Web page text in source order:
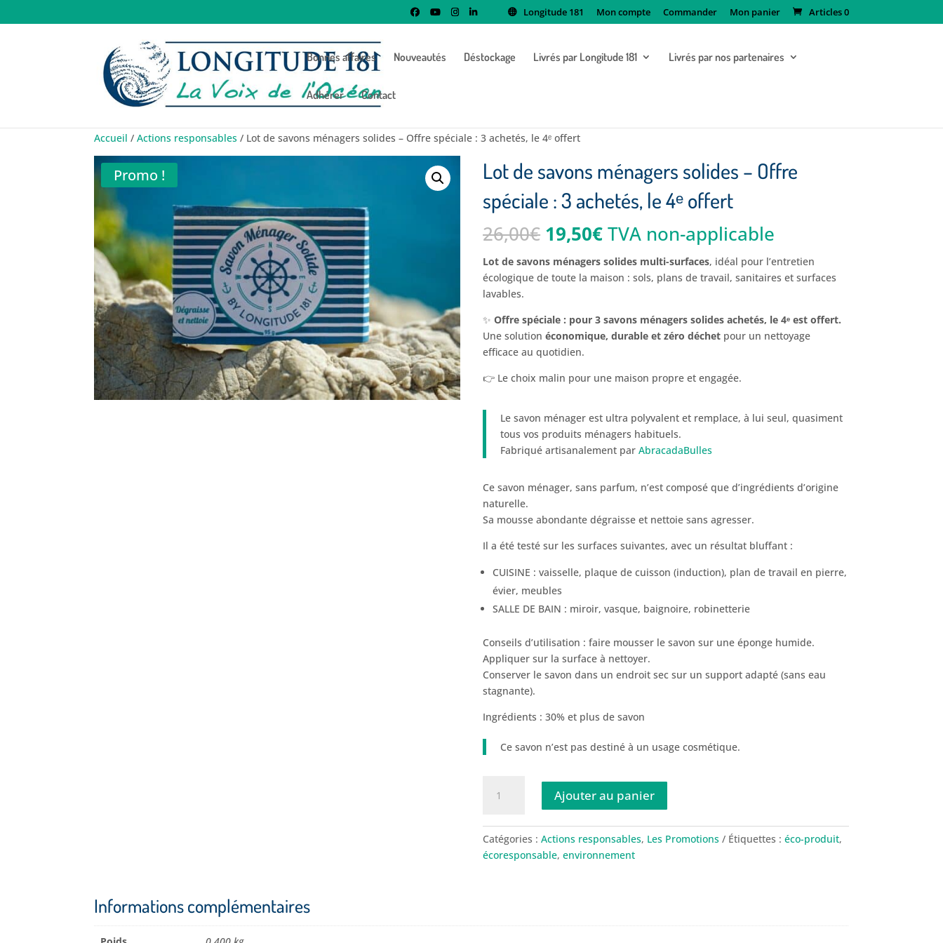
Longitude 181 Mon compte Commander Mon panier Articles 0
Bonnes affaires Nouveautés Déstockage Livrés par Longitude 181 Livrés par nos partenaires
Adhérer Contact
Accueil /Actions responsables / Lot de savons ménagers solides – Offre spéciale : 3 achetés, le 4ᵉ offert
Promo !
Lot de savons ménagers solides – Offre
spéciale : 3 achetés, le 4ᵉ offert
26,00€ Le
prix
initial
était :
19,50€Le
prix
actuel
est :
TVA non-applicable
Lot de savons ménagers solides multi-surfaces, idéal pour l’entretien
écologique de toute la maison : sols, plans de travail, sanitaires et surfaces
lavables.
✨Offre spéciale : pour 3 savons ménagers solides achetés, le 4ᵉ est offert.
Une solutionéconomique, durable et zéro déchet pour un nettoyage
efficace au quotidien.
👉 Le choix malin pour une maison propre et engagée.
Le savon ménager est ultra polyvalent et remplace, à lui seul, quasiment
tous vos produits ménagers habituels.
Fabriqué artisanalement parAbracadaBulles
Ce savon ménager, sans parfum, n’est composé que d’ingrédients d’origine
naturelle.
Sa mousse abondante dégraisse et nettoie sans agresser.
Il a été testé sur les surfaces suivantes, avec un résultat bluffant :
CUISINE : vaisselle, plaque de cuisson (induction), plan de travail en pierre,
évier, meubles
SALLE DE BAIN : miroir, vasque, baignoire, robinetterie
Conseils d’utilisation : faire mousser le savon sur une éponge humide.
Appliquer sur la surface à nettoyer.
Conserver le savon dans un endroit sec sur un support adapté (sans eau
stagnante).
Ingrédients : 30% et plus de savon
Ce savon n’est pas destiné à un usage cosmétique.
savons
ménagers
spéciale :
Ajouter au panier
Catégories :Actions responsables, Les Promotions Étiquettes :éco-produit,
écoresponsable,environnement
Informations complémentaires